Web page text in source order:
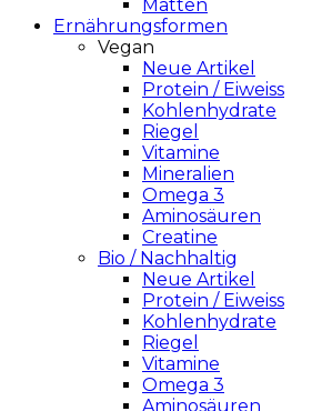
Matten
Ernährungsformen
Vegan
Neue Artikel
Protein / Eiweiss
Kohlenhydrate
Riegel
Vitamine
Mineralien
Omega 3
Aminosäuren
Creatine
Bio / Nachhaltig
Neue Artikel
Protein / Eiweiss
Kohlenhydrate
Riegel
Vitamine
Omega 3
Aminosäuren